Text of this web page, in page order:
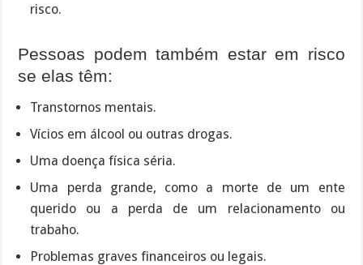
risco.
Pessoas podem também estar em risco
se elas têm:
Transtornos mentais.
Vícios em álcool ou outras drogas.
Uma doença física séria.
Uma perda grande, como a morte de um ente
querido ou a perda de um relacionamento ou
trabaho.
Problemas graves financeiros ou legais.